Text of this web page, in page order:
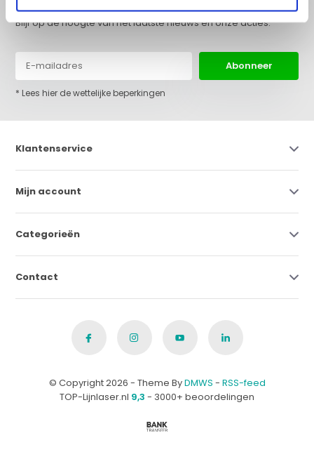
Blijf op de hoogte van het laatste nieuws en onze acties:
Abonneer
* Lees hier de wettelijke beperkingen
Klantenservice
Mijn account
Categorieën
Contact
© Copyright 2026 - Theme ByDMWS - RSS-feed
TOP-Lijnlaser.nl 9,3 - 3000+ beoordelingen